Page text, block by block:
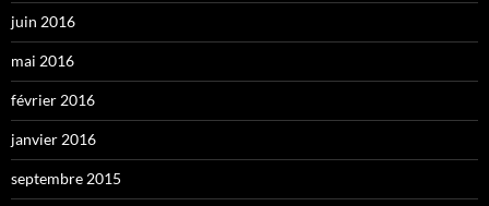
juin 2016
mai 2016
février 2016
janvier 2016
septembre 2015